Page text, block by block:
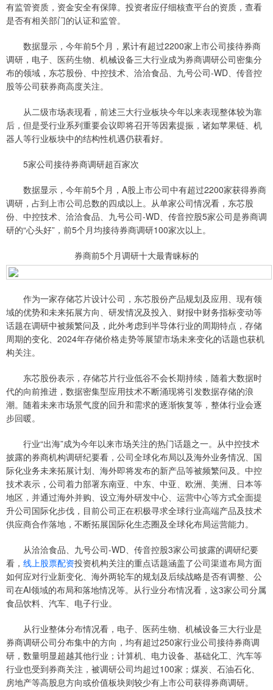
有监管资质，资金安全有保障。投资者应仔细核查平台的资质，查看
是否有相关部门的认证和监管。
数据显示，今年前5个月，累计有超过2200家上市公司接待券商
调研，电子、医药生物、机械设备三大行业成为券商调研公司密集分
布的领域，东芯股份、中控技术、洽洽食品、九号公司-WD、传音控
股等公司获券商高度关注。
从二级市场表现看，前述三大行业板块今年以来表现整体较为靠
后，但是受行业系列重要会议即将召开等因素提振，诸如苹果链、机
器人等行业板块中的结构性机遇仍获看好。
5家公司接待券商调研超百家次
数据显示，今年前5个月，A股上市公司中有超过2200家获得券商
调研，占到上市公司总数的四成以上。从单家公司情况看，东芯股
份、中控技术、洽洽食品、九号公司-WD、传音控股5家公司是券商调
研的“心头好”，前5个月均接待券商调研100家次以上。
券商前5个月调研十大最青睐标的
作为一家存储芯片设计公司，东芯股份产品规划及应用、现有领
域的优势和未来拓展方向、研发情况及投入、财报中财务指标变动等
话题在调研中被频繁问及，此外考虑到半导体行业的周期特点，存储
周期的变化、2024年存储价格走势等展望市场未来变化的话题也获机
构关注。
东芯股份表示，存储芯片行业低谷不会长期持续，随着大数据时
代的向前推进，数据密集型应用技术不断涌现将引发数据存储的浪
潮。随着未来市场景气度的回升和需求的逐渐恢复等，整体行业会逐
步回暖。
行业“出海”成为今年以来市场关注的热门话题之一。从中控技术
披露的券商机构调研纪要看，公司全球化布局以及海外业务情况、国
际化业务未来拓展计划、海外即将发布的新产品等被频繁问及。中控
技术表示，公司着力部署东南亚、中东、中亚、欧洲、美洲、日本等
地区，并通过海外并购、设立海外研发中心、运营中心等方式全面提
升公司国际化步伐，目前公司正在积极寻求全球行业高端产品及技术
供应商合作落地，不断拓展国际化生态圈及全球化布局运营能力。
从洽洽食品、九号公司-WD、传音控股3家公司披露的调研纪要
看， 线上股票配资投资机构关注的重点话题涵盖了公司渠道布局方面
如何应对行业新变化、海外两轮车的规划及后续战略是否有调整、公
司在AI领域的布局和落地情况等。从行业分布情况看，这3家公司分属
食品饮料、汽车、电子行业。
从行业整体分布情况看，电子、医药生物、机械设备三大行业是
券商调研公司分布集中的方向，均有超过250家行业公司接待券商调
研，数量明显超越其他行业；计算机、电力设备、基础化工、汽车等
行业也受到券商关注，被调研公司均超过100家；煤炭、石油石化、
房地产等高股息方向或价值板块则较少有上市公司获得券商调研。